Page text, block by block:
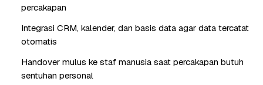
percakapan
Integrasi CRM, kalender, dan basis data agar data tercatat
otomatis
Handover mulus ke staf manusia saat percakapan butuh
sentuhan personal